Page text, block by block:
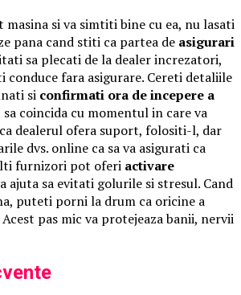
si va simtiti bine cu ea, nu lasati
pana cand stiti ca partea de asigurari
sa plecati de la dealer increzatori,
conduce fara asigurare. Cereti detaliile
si confirmati ora de incepere a
coincida cu momentul in care va
dealerul ofera suport, folositi-l, dar
dvs. online ca sa va asigurati ca
furnizori pot oferi activare
ajuta sa evitati golurile si stresul. Cand
puteti porni la drum ca oricine a
pas mic va protejeaza banii, nervii